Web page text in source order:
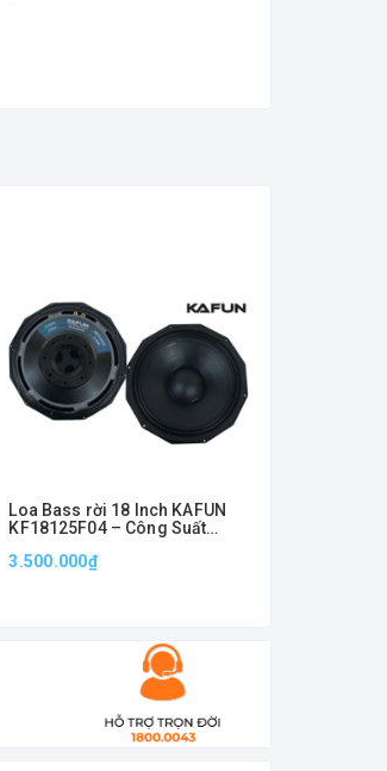
Loa Bass rời 18 Inch KAFUN
KF18125F04 – Công Suất
280 Mạnh Mẽ
3.500.000₫